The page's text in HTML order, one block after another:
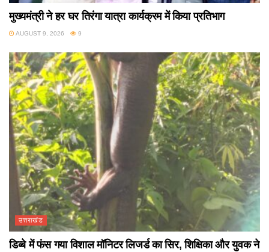
मुख्यमंत्री ने हर घर तिरंगा यात्रा कार्यक्रम में किया प्रतिभाग
AUGUST 9, 2026 9
उत्तराखंड
डिब्बे में फंस गया विशाल मॉनिटर लिजर्ड का सिर, शिक्षिका और युवक ने